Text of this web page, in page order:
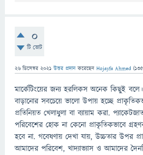
0
টি ভোট
26 ডিসেম্বর 2021 উত্তর প্রদান করেছেন Hojayfa Ahmed (
মার্কেটিংয়ের জন্য হরলিকস অনেক কিছুই
বাড়ানোর সবচেয়ে ভালো উপায় হচ্ছে
প্রতিনিয়ত খেলাধুলা বা ব্যায়াম করা.
পরিবেশের হোক না কেনো প্রাকৃতিকভাবে
হবে না. গবেষণায় দেখা যায়, উচ্চতার উপর
আমাদের পরিবেশ, খাদ্যাভ্যাস ও আমাদের